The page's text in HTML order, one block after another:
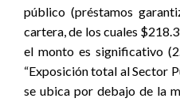
público (préstamos
cartera, de los cuales
el monto es significativo
“Exposición total al Sector
se ubica por debajo de la